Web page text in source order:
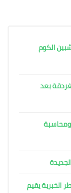
الكوم
بعد
الخبرية يقيم